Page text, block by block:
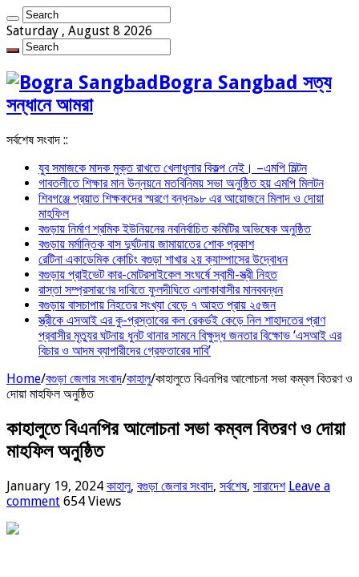
Saturday , August 8 2026
Bogra Sangbad সত্য
সন্ধানে আমরা
সর্বশেষ সংবাদ ::
যুব সমাজকে মাদক মুক্ত রাখতে খেলাধুলার বিকল্প নেই। –এমপি মিল্টন
‎গাবতলীতে শিক্ষার মান উন্নয়নে ‎মতবিনিময় সভা অনুষ্ঠিত হয় ‎এমপি মিলটন
শিবগঞ্জে প্রয়াত শিক্ষকদের স্মরণে বন্ধন৯৮ এর আয়োজনে মিলাদ ও দোয়া
মাহফিল
বগুড়ায় নির্মাণ শ্রমিক ইউনিয়নের নবনির্বাচিত কমিটির অভিষেক অনুষ্ঠিত
বগুড়ায় মর্মান্তিক বাস দুর্ঘটনায় জামায়াতের শোক প্রকাশ
রেটিনা একাডেমিক কোচিং বগুড়া শাখার ২য় ক্যাম্পাসের উদ্বোধন
বগুড়ায় প্রাইভেট কার-মোটরসাইকেল সংঘর্ষে স্বামী-স্ত্রী নিহত
রাস্তা সম্প্রসারণের দাবিতে ফুলদীঘিতে এলাকাবাসীর মানববন্ধন
বগুড়ায় বাসচাপায় নিহতের সংখ্যা বেড়ে ৭ আহত প্রায় ২৫জন
স্ত্রীকে এসআই এর কু-প্রস্তাবের কল রেকর্ডই কেড়ে নিল শাহাদতের প্রাণ
প্রবাসীর মৃত্যুর ঘটনায় ধুনট থানার সামনে বিক্ষুদ্ধ জনতার বিক্ষোভ ‘এসআই এর
বিচার ও আদম ব্যাপারীদের গ্রেফতারের দাবি’
Home/বগুড়া জেলার সংবাদ/কাহালু/কাহালুতে বিএনপির আলোচনা সভা কম্বল বিতরণ ও
দোয়া মাহফিল অনুষ্ঠিত
কাহালুতে বিএনপির আলোচনা সভা কম্বল বিতরণ ও দোয়া
মাহফিল অনুষ্ঠিত
January 19, 2024 কাহালু, বগুড়া জেলার সংবাদ, সর্বশেষ, সারাদেশ Leave a
comment 654 Views